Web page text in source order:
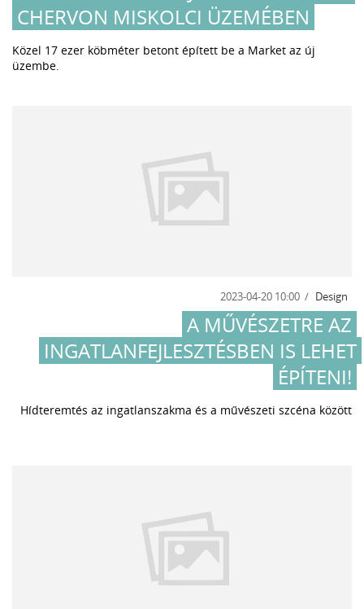
CHERVON MISKOLCI ÜZEMÉBEN
Közel 17 ezer köbméter betont épített be a Market az új
üzembe.
2023-04-20 10:00 Design
A MŰVÉSZETRE AZ
INGATLANFEJLESZTÉSBEN IS LEHET
ÉPÍTENI!
Hídteremtés az ingatlanszakma és a művészeti szcéna között